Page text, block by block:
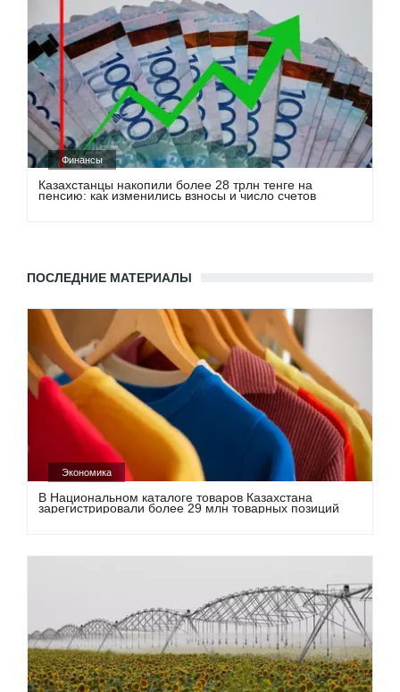
Финансы
Казахстанцы накопили более 28 трлн тенге на
пенсию: как изменились взносы и число счетов
ПОСЛЕДНИЕ МАТЕРИАЛЫ
Экономика
В Национальном каталоге товаров Казахстана
зарегистрировали более 29 млн товарных позиций